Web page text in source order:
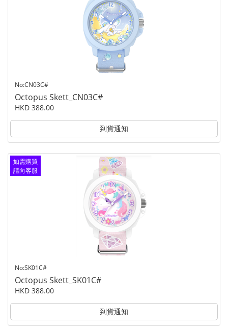
No:CN03C#
Octopus Skett_CN03C#
HKD 388.00
到貨通知
如需購買
請向客服
No:SK01C#
Octopus Skett_SK01C#
HKD 388.00
到貨通知